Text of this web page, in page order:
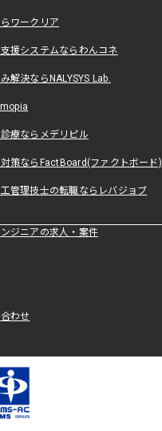
ワークリア
援システムならわんコネ
解決ならNALYSYS Lab.
療ならメデリピル
策ならFactBoard(ファクトボード)
管理技士の転職ならレバジョブ
ジニアの求人・案件
わせ